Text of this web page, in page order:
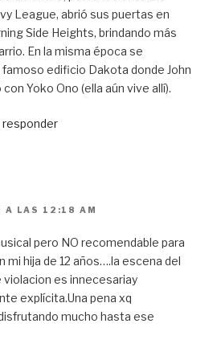
League, abrió sus puertas en
Side Heights, brindando más
En la misma época se
edificio Dakota donde John
Yoko Ono (ella aún vive allí).
responder
LAS 12:18 AM
pero NO recomendable para
mi hija de 12 años….la escena del
violacion es innecesariay
explícita.Una pena xq
mucho hasta ese